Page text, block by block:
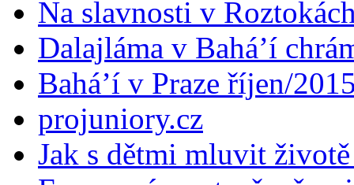
Na slavnosti v
Dalajláma v Bahá’í
Bahá’í v Praze říjen/
projuniory.cz
Jak s dětmi mluvit